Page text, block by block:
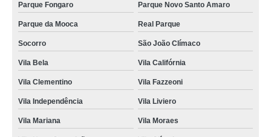
Parque Fongaro Parque Novo Santo Amaro
Parque da Mooca Real Parque
Socorro São João Clímaco
Vila Bela Vila Califórnia
Vila Clementino Vila Fazzeoni
Vila Independência Vila Liviero
Vila Mariana Vila Moraes